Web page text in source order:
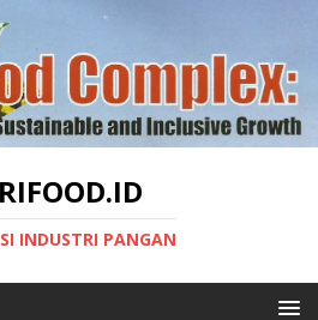
INDUSTRI PANGAN